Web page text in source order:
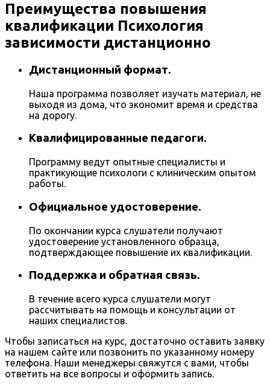
Преимущества повышения
квалификации Психология
зависимости дистанционно
Дистанционный формат.
Наша программа позволяет изучать материал, не
выходя из дома, что экономит время и средства
на дорогу.
Квалифицированные педагоги.
Программу ведут опытные специалисты и
практикующие психологи с клиническим опытом
работы.
Официальное удостоверение.
По окончании курса слушатели получают
удостоверение установленного образца,
подтверждающее повышение их квалификации.
Поддержка и обратная связь.
В течение всего курса слушатели могут
рассчитывать на помощь и консультации от
наших специалистов.
Чтобы записаться на курс, достаточно оставить заявку
на нашем сайте или позвонить по указанному номеру
телефона. Наши менеджеры свяжутся с вами, чтобы
ответить на все вопросы и оформить запись.